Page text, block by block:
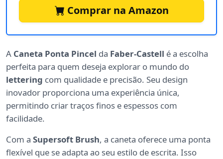
Comprar na Amazon
A Caneta Ponta Pincel da Faber-Castell é a escolha
perfeita para quem deseja explorar o mundo do
lettering com qualidade e precisão. Seu design
inovador proporciona uma experiência única,
permitindo criar traços finos e espessos com
facilidade.
Com a Supersoft Brush, a caneta oferece uma ponta
flexível que se adapta ao seu estilo de escrita. Isso